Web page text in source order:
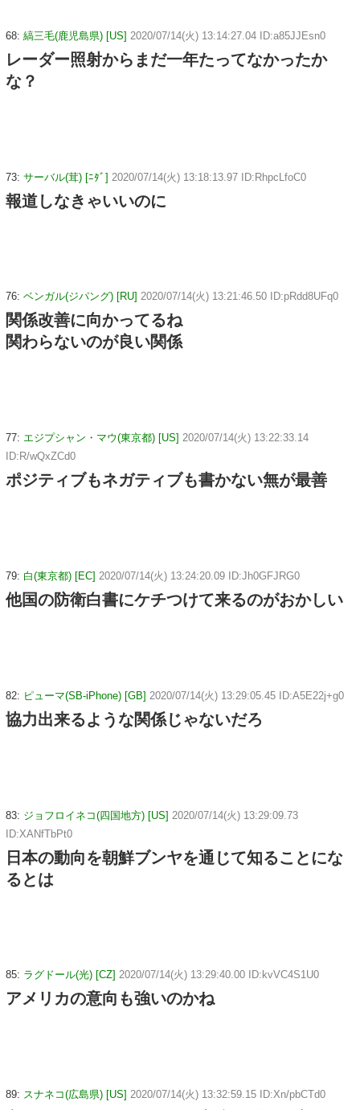
68: 縞三毛(鹿児島県) [US] 2020/07/14(火) 13:14:27.04 ID:a85JJEsn0
レーダー照射からまだ一年たってなかったか
な？
73: サーバル(茸) [ﾆﾀﾞ] 2020/07/14(火) 13:18:13.97 ID:RhpcLfoC0
報道しなきゃいいのに
76: ベンガル(ジパング) [RU] 2020/07/14(火) 13:21:46.50 ID:pRdd8UFq0
関係改善に向かってるね
関わらないのが良い関係
77: エジプシャン・マウ(東京都) [US] 2020/07/14(火) 13:22:33.14
ID:R/wQxZCd0
ポジティブもネガティブも書かない無が最善
79: 白(東京都) [EC] 2020/07/14(火) 13:24:20.09 ID:Jh0GFJRG0
他国の防衛白書にケチつけて来るのがおかしい
82: ピューマ(SB-iPhone) [GB] 2020/07/14(火) 13:29:05.45 ID:A5E22j+g0
協力出来るような関係じゃないだろ
83: ジョフロイネコ(四国地方) [US] 2020/07/14(火) 13:29:09.73
ID:XANfTbPt0
日本の動向を朝鮮ブンヤを通じて知ることにな
るとは
85: ラグドール(光) [CZ] 2020/07/14(火) 13:29:40.00 ID:kvVC4S1U0
アメリカの意向も強いのかね
89: スナネコ(広島県) [US] 2020/07/14(火) 13:32:59.15 ID:Xn/pbCTd0